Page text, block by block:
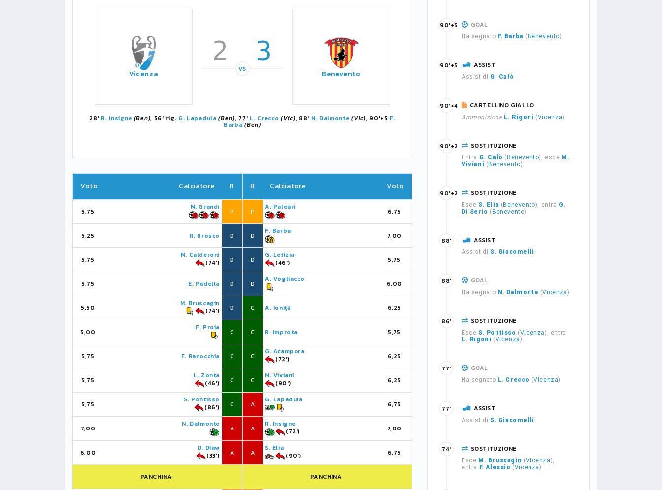
Vicenza
2 3
VS Benevento
28' R. Insigne (Ben), 56' rig. G. Lapadula (Ben), 77' L. Crecco (Vic), 88' N. Dalmonte (Vic), 90'+5 F.
Barba (Ben)
Voto Calciatore R
5,75
M. Grandi
P
5,25 R. Brosco D
5,75
M. Calderoni
(74')
D
5,75 E. Padella D
5,50
M. Bruscagin
(74')
D
5,00
F. Proia
C
5,75 F. Ranocchia C
5,75
L. Zonta
(46')
C
5,75
S. Pontisso
(86')
C
7,00
N. Dalmonte
A
6,00
D. Diaw
(33')
A
PANCHINA
R Calciatore Voto
P
A. Paleari
6,75
D
F. Barba
7,00
D
G. Letizia
(46')
5,75
D
A. Vogliacco
6,00
C A. Ioniţă 6,25
C R. Improta 5,75
C
G. Acampora
(72')
6,25
C
M. Viviani
(90')
6,25
A
G. Lapadula
6,75
A
R. Insigne
(72')
7,00
A
S. Elia
(90')
6,75
PANCHINA
GOAL
Ha segnato F. Barba ( Benevento)
90'+5
ASSIST
Assist di G. Calò
90'+5
CARTELLINO GIALLO
Ammonizione L. Rigoni (Vicenza)
90'+4
SOSTITUZIONE
Entra G. Calò ( Benevento), esce M.
Viviani ( Benevento)
90'+2
SOSTITUZIONE
Esce S. Elia ( Benevento), entra G.
Di Serio ( Benevento)
90'+2
ASSIST
Assist di S. Giacomelli
88'
GOAL
Ha segnato N. Dalmonte (Vicenza)
88'
SOSTITUZIONE
Esce S. Pontisso (Vicenza), entra
L. Rigoni (Vicenza)
86'
GOAL
Ha segnato L. Crecco (Vicenza)
77'
ASSIST
Assist di S. Giacomelli
77'
SOSTITUZIONE
Esce M. Bruscagin (Vicenza),
entra
F. Alessio (Vicenza)
74'